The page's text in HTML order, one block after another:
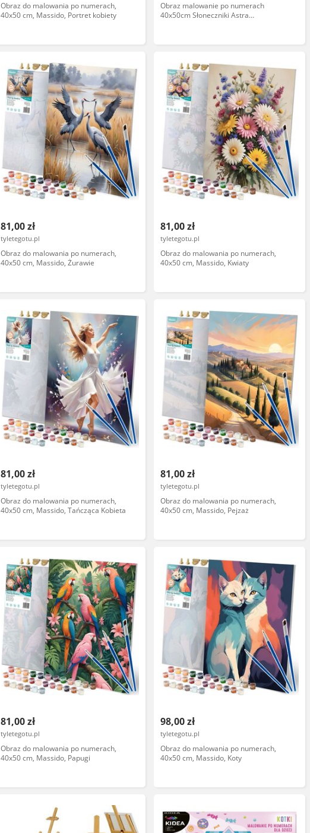
Obraz do malowania po numerach,
40x50 cm, Massido, Portret kobiety
Obraz malowanie po numerach
40x50cm Słoneczniki Astra
81,00 zł
tyletegotu.pl
Obraz do malowania po numerach,
40x50 cm, Massido, Żurawie
81,00 zł
tyletegotu.pl
Obraz do malowania po numerach,
40x50 cm, Massido, Kwiaty
81,00 zł
tyletegotu.pl
Obraz do malowania po numerach,
40x50 cm, Massido, Tańcząca Kobieta
81,00 zł
tyletegotu.pl
Obraz do malowania po numerach,
40x50 cm, Massido, Pejzaż
81,00 zł
tyletegotu.pl
Obraz do malowania po numerach,
40x50 cm, Massido, Papugi
98,00 zł
tyletegotu.pl
Obraz do malowania po numerach,
40x50 cm, Massido, Koty